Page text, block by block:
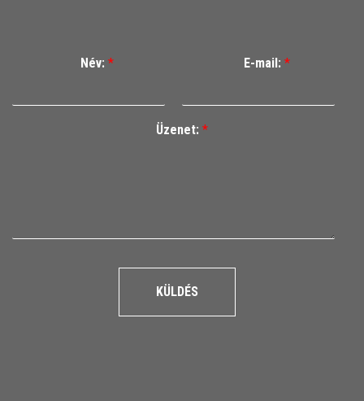
Név: * E-mail: *
Üzenet: *
KÜLDÉS